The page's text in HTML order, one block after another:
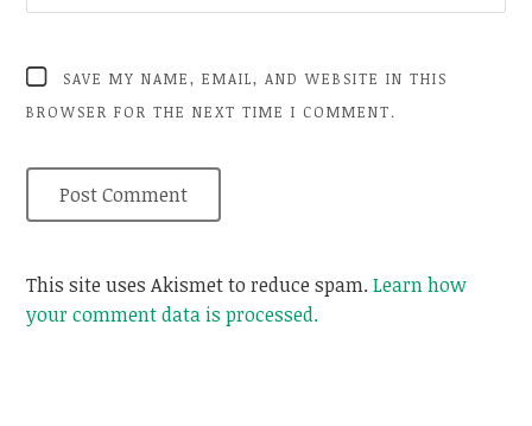
SAVE MY NAME, EMAIL, AND WEBSITE IN THIS
BROWSER FOR THE NEXT TIME I COMMENT.
This site uses Akismet to reduce spam.Learn how
your comment data is processed.